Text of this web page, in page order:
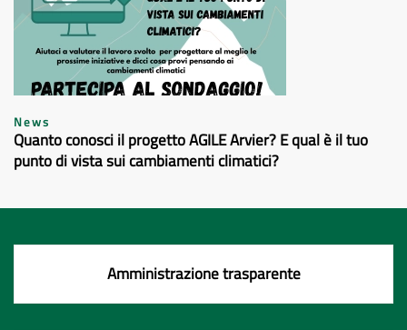
News
Quanto conosci il progetto AGILE Arvier? E qual è il tuo
punto di vista sui cambiamenti climatici?
Amministrazione trasparente